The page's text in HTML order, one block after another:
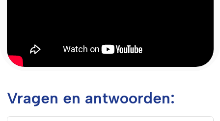
Vragen en antwoorden: